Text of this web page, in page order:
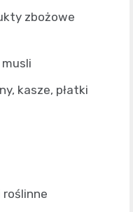
zbożowe
kasze, płatki
roślinne